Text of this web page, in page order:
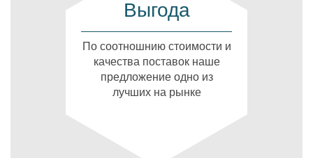
Выгода
По соотношнию стоимости и
качества поставок наше
предложение одно из
лучших на рынке